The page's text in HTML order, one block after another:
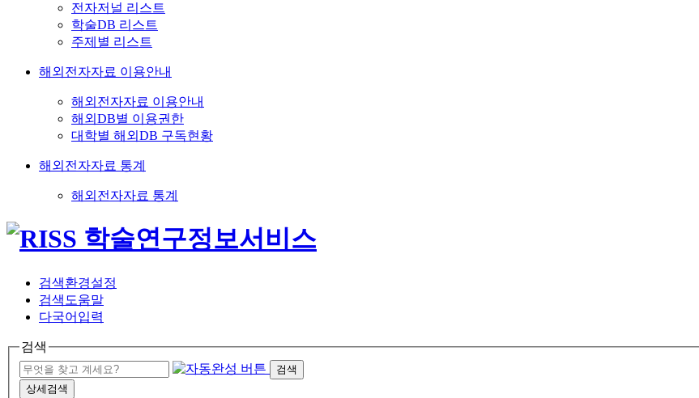
전자저널 리스트
학술DB 리스트
주제별 리스트
해외전자자료 이용안내
해외전자자료 이용안내
해외DB별 이용권한
대학별 해외DB 구독현황
해외전자자료 통계
해외전자자료 통계
검색환경설정
검색도움말
다국어입력
검색
검색
상세검색